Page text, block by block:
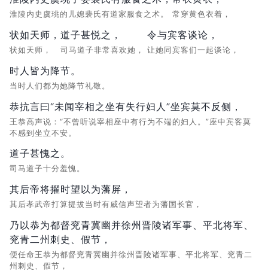
淮陵内史虞珧的儿媳裴氏有道家服食之术。 常穿黄色衣着，
状如天师，
状如天师，
道子甚悦之，
司马道子非常喜欢她，
令与宾客谈论，
让她同宾客们一起谈论，
时人皆为降节。
当时人们都为她降节礼敬。
恭抗言曰“未闻宰相之坐有失行妇人”坐宾莫不反侧，
王恭高声说：“不曾听说宰相座中有行为不端的妇人。”座中宾客莫
不感到坐立不安。
道子甚愧之。
司马道子十分羞愧。
其后帝将擢时望以为藩屏，
其后孝武帝打算提拔当时有威信声望者为藩国长官，
乃以恭为都督兖青冀幽并徐州晋陵诸军事、平北将军、
兖青二州刺史、假节，
便任命王恭为都督兖青冀幽并徐州晋陵诸军事、平北将军、兖青二
州刺史、假节，